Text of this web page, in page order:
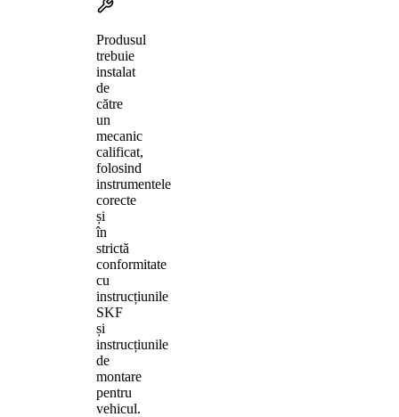
Produsul
trebuie
instalat
de
către
un
mecanic
calificat,
folosind
instrumentele
corecte
și
în
strictă
conformitate
cu
instrucțiunile
SKF
și
instrucțiunile
de
montare
pentru
vehicul.